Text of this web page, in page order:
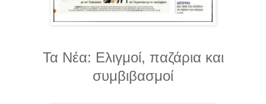
Τα Νέα: Ελιγμοί, παζάρια και
συμβιβασμοί